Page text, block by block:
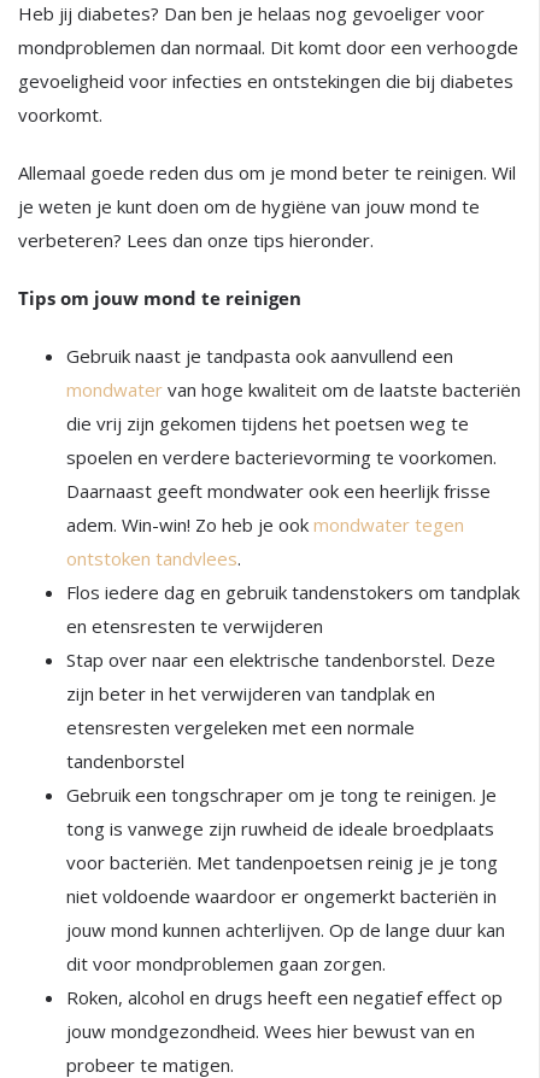
Heb jij diabetes? Dan ben je helaas nog gevoeliger voor
mondproblemen dan normaal. Dit komt door een verhoogde
gevoeligheid voor infecties en ontstekingen die bij diabetes
voorkomt.
Allemaal goede reden dus om je mond beter te reinigen. Wil
je weten je kunt doen om de hygiëne van jouw mond te
verbeteren? Lees dan onze tips hieronder.
Tips om jouw mond te reinigen
Gebruik naast je tandpasta ook aanvullend een
mondwater van hoge kwaliteit om de laatste bacteriën
die vrij zijn gekomen tijdens het poetsen weg te
spoelen en verdere bacterievorming te voorkomen.
Daarnaast geeft mondwater ook een heerlijk frisse
adem. Win-win! Zo heb je ook mondwater tegen
ontstoken tandvlees.
Flos iedere dag en gebruik tandenstokers om tandplak
en etensresten te verwijderen
Stap over naar een elektrische tandenborstel. Deze
zijn beter in het verwijderen van tandplak en
etensresten vergeleken met een normale
tandenborstel
Gebruik een tongschraper om je tong te reinigen. Je
tong is vanwege zijn ruwheid de ideale broedplaats
voor bacteriën. Met tandenpoetsen reinig je je tong
niet voldoende waardoor er ongemerkt bacteriën in
jouw mond kunnen achterlijven. Op de lange duur kan
dit voor mondproblemen gaan zorgen.
Roken, alcohol en drugs heeft een negatief effect op
jouw mondgezondheid. Wees hier bewust van en
probeer te matigen.